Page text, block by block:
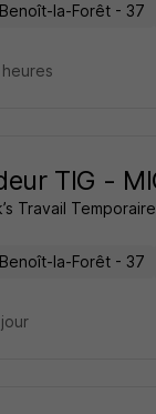
la-Forêt - 37
TIG -
Travail Temporaire
la-Forêt - 37